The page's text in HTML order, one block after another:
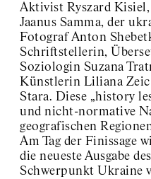
Aktivist Ryszard
Jaanus Samma, der
Fotograf Anton
Schriftstellerin,
Soziologin Suzana
Künstlerin Liliana Zeic
Stara. Diese „history
und nicht-normative
geografischen
Am Tag der Finissage
die neueste Ausgabe
Schwerpunkt Ukraine